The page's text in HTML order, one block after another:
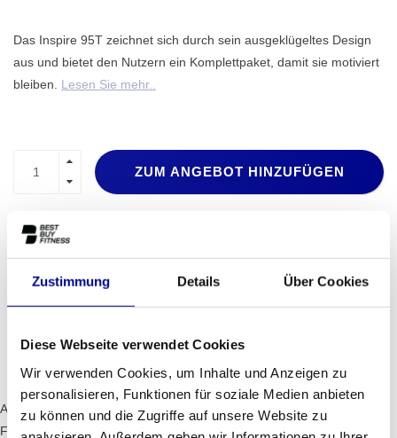
Zustimmung Details Über Cookies
Diese Webseite verwendet Cookies
Wir verwenden Cookies, um Inhalte und Anzeigen zu
personalisieren, Funktionen für soziale Medien anbieten
zu können und die Zugriffe auf unsere Website zu
Das Inspire 95T zeichnet sich durch sein ausgeklügeltes Design
aus und bietet den Nutzern ein Komplettpaket, damit sie motiviert
bleiben. Lesen Sie mehr..
ZUM ANGEBOT HINZUFÜGEN
PROFESSIONELLE
FITNESSGERÄTE
MEHR ALS 28 JAHRE
ERFAHRUNG
BESTE PREISE UND
Alles von 95T Inspire, vom DX3™-Gurt und -Deck System bis hin zur
Flexdeck™ Technologie, wurde entwickelt, um das ultimative Cardio-